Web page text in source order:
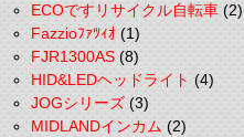
ECOですリサイクル自転車(2)
Fazzioﾌｧﾂｨｵ(1)
FJR1300AS(8)
HID&LEDヘッドライト(4)
JOGシリーズ(3)
MIDLANDインカム(2)